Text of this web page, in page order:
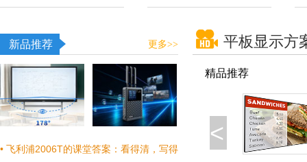
新品推荐 更多>>
• 飞利浦2006T的课堂答案：看得清，写得
平板显示方
精品推荐
<